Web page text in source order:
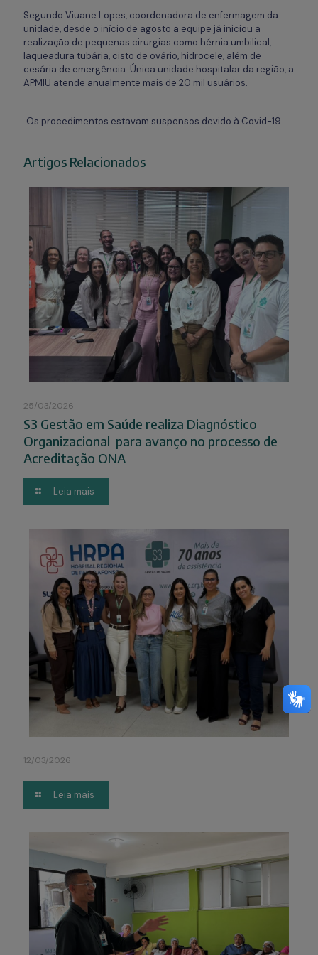
Segundo Viuane Lopes, coordenadora de enfermagem da
unidade, desde o início de agosto a equipe já iniciou a
realização de pequenas cirurgias como hérnia umbilical,
laqueadura tubária, cisto de ovário, hidrocele, além de
cesária de emergência. Única unidade hospitalar da região, a
APMIU atende anualmente mais de 20 mil usuários.
Os procedimentos estavam suspensos devido à Covid-19.
Artigos Relacionados
25/03/2026
S3 Gestão em Saúde realiza Diagnóstico
Organizacional para avanço no processo de
Acreditação ONA
Leia mais
12/03/2026
Leia mais